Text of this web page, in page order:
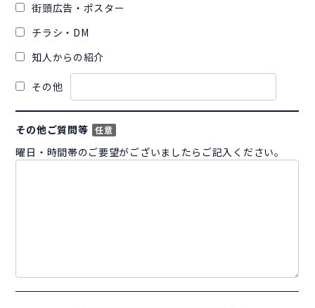
街頭広告・ポスター
チラシ・DM
知人からの紹介
その他
その他ご質問等 任意
曜日・時間帯のご要望がございましたらご記入ください。